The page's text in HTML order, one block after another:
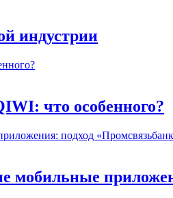
индустрии
что особенного?
мобильные